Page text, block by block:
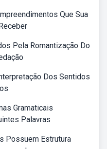
Que Sua
Pela Romantização Do
Dos Sentidos
Gramaticais
Palavras
Possuem Estrutura